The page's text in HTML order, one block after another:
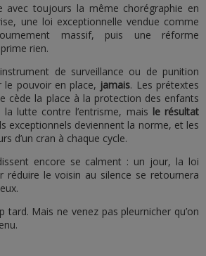
avec toujours la même chorégraphie en
une loi exceptionnelle vendue comme
massif, puis une réforme
rien.
de surveillance ou de punition
le pouvoir en place, jamais. Les prétextes
cède la place à la protection des enfants
lutte contre l’entrisme, mais le résultat
exceptionnels deviennent la norme, et les
d’un cran à chaque cycle.
encore se calment : un jour, la loi
réduire le voisin au silence se retournera
tard. Mais ne venez pas pleurnicher qu’on